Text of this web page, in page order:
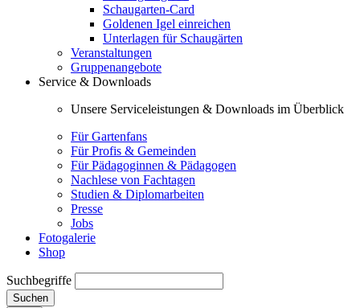
Schaugarten-Card
Goldenen Igel einreichen
Unterlagen für Schaugärten
Veranstaltungen
Gruppenangebote
Service & Downloads
Unsere Serviceleistungen & Downloads im Überblick
Für Gartenfans
Für Profis & Gemeinden
Für Pädagoginnen & Pädagogen
Nachlese von Fachtagen
Studien & Diplomarbeiten
Presse
Jobs
Fotogalerie
Shop
Suchbegriffe
Suchen